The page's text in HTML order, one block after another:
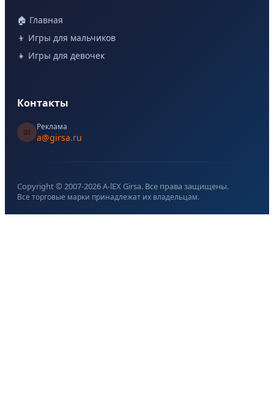
🏠 Главная
👦 Игры для мальчиков
👧 Игры для девочек
Контакты
📧
Реклама
a@girsa.ru
Copyright © 2007-2026A-lEX Girsa. Все права защищены.
Все торговые марки принадлежат их владельцам.